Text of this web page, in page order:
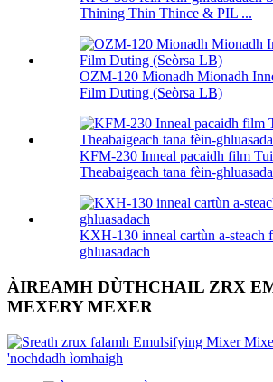
Thining Thin Thince & PIL ...
OZM-120 Mionadh Mionadh
Film Duting (Seòrsa LB)
KFM-230 Inneal pacaidh film
Theabaigeach tana fèin-
KXH-130 inneal cartùn a-steach
ghluasadach
ÀIREAMH DÙTHCHAIL ZRX
MEXERY MEXER